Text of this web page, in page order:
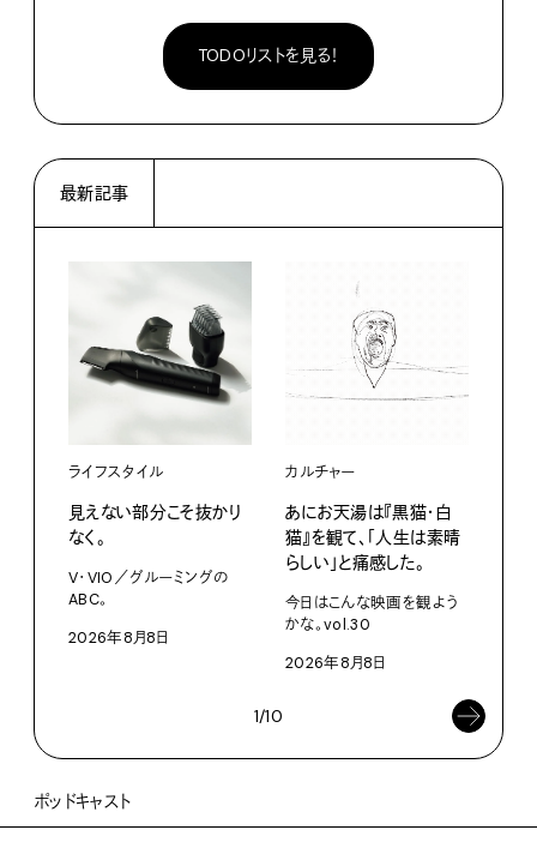
TODOリストを見る！
最新記事
ライフスタイル
見えない部分こそ抜かり
なく。
V・VIO／グルーミングの
ABC。
2026年8月8日
カルチャー
あにお天湯は『黒猫・白
猫』を観て、「人生は素晴
らしい」と痛感した。
今日はこんな映画を観よう
かな。vol.30
2026年8月8日
1/10
ポッドキャスト